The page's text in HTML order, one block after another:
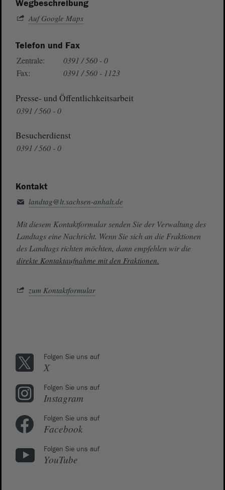
Wegbeschreibung
Auf Google Maps
Telefon und Fax
Zentrale:
0391 / 560 - 0
Fax:
0391 / 560 - 1123
Presse- und Öffentlichkeitsarbeit
0391 / 560 - 0
Besucherdienst
0391 / 560 - 0
Kontakt
landtag@lt.sachsen-anhalt.de
Mit diesem Kontaktformular senden Sie der Verwaltung des
Landtags eine Nachricht. Wenn Sie sich an die Fraktionen
des Landtags richten möchten, dann empfehlen wir die
direkte Kontaktaufnahme mit den Fraktionen.
zum Kontaktformular
Folgen Sie uns auf
X
Folgen Sie uns auf
Instagram
Folgen Sie uns auf
Facebook
Folgen Sie uns auf
YouTube